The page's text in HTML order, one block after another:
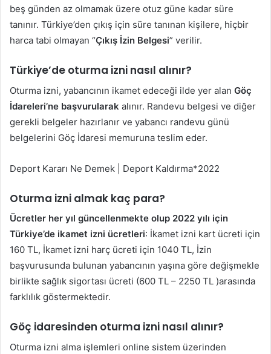
beş günden az olmamak üzere otuz güne kadar süre
tanınır. Türkiye’den çıkış için süre tanınan kişilere, hiçbir
harca tabi olmayan “Çıkış İzin Belgesi” verilir.
Türkiye’de oturma izni nasıl alınır?
Oturma izni, yabancının ikamet edeceği ilde yer alan Göç
İdareleri’ne başvurularak alınır. Randevu belgesi ve diğer
gerekli belgeler hazırlanır ve yabancı randevu günü
belgelerini Göç İdaresi memuruna teslim eder.
Deport Kararı Ne Demek | Deport Kaldırma*2022
Oturma izni almak kaç para?
Ücretler her yıl güncellenmekte olup 2022 yılı için
Türkiye’de ikamet izni ücretleri: İkamet izni kart ücreti için
160 TL, İkamet izni harç ücreti için 1040 TL, İzin
başvurusunda bulunan yabancının yaşına göre değişmekle
birlikte sağlık sigortası ücreti (600 TL – 2250 TL )arasında
farklılık göstermektedir.
Göç idaresinden oturma izni nasıl alınır?
Oturma izni alma işlemleri online sistem üzerinden